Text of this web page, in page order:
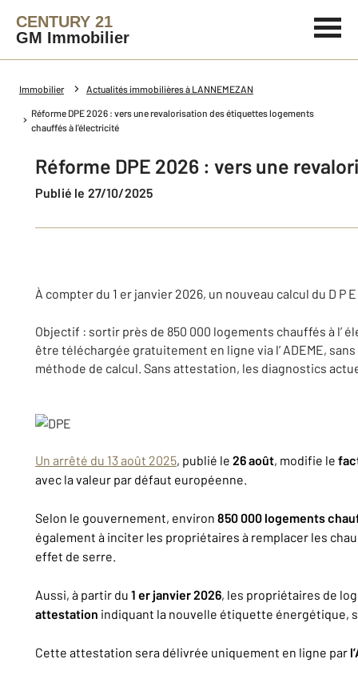
CENTURY 21
GM Immobilier
Immobilier Actualités immobilières à LANNEMEZAN
Réforme DPE 2026 : vers une revalorisation des étiquettes logements
chauffés à l’électricité
Réforme DPE 2026 : vers une
Publié le 27/10/2025
À compter du 1 er janvier 2026, un nouveau calcul du D
Objectif : sortir près de 850 000 logements chauffés à l’
être téléchargée gratuitement en ligne via l’ ADEME,
méthode de calcul. Sans attestation, les diagnostics
Un arrêté du 13 août 2025, publié le 26 août, modifie le
avec la valeur par défaut européenne.
Selon le gouvernement, environ 850 000 logements
également à inciter les propriétaires à remplacer les
effet de serre.
Aussi, à partir du 1 er janvier 2026, les propriétaires de
attestation indiquant la nouvelle étiquette énergétique,
Cette attestation sera délivrée uniquement en ligne par